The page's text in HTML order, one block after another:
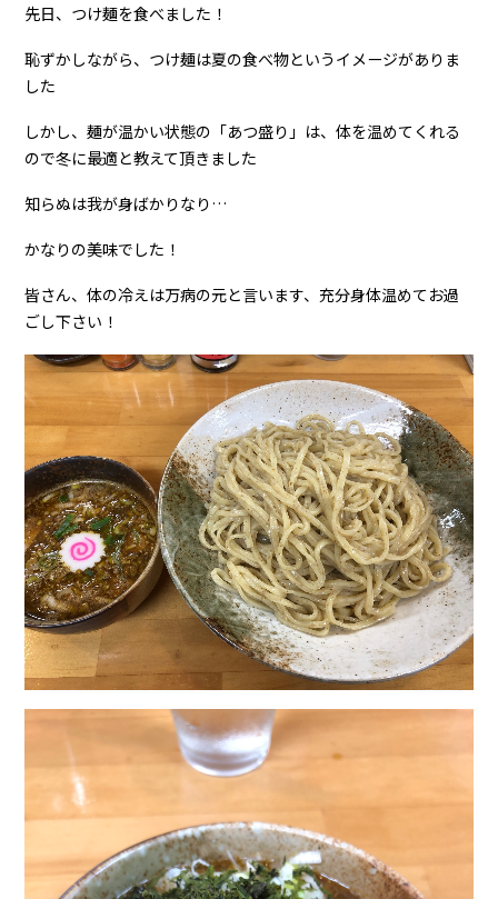
先日、つけ麺を食べました！
恥ずかしながら、つけ麺は夏の食べ物というイメージがありま
した
しかし、麺が温かい状態の「あつ盛り」は、体を温めてくれる
ので冬に最適と教えて頂きました
知らぬは我が身ばかりなり…
かなりの美味でした！
皆さん、体の冷えは万病の元と言います、充分身体温めてお過
ごし下さい！